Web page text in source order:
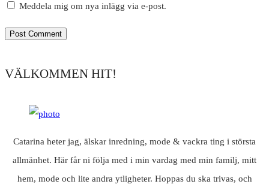
Meddela mig om nya inlägg via e-post.
VÄLKOMMEN HIT!
Catarina heter jag, älskar inredning, mode & vackra ting i största
allmänhet. Här får ni följa med i min vardag med min familj, mitt
hem, mode och lite andra ytligheter. Hoppas du ska trivas, och